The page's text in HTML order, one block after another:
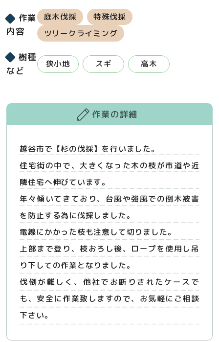
作業
内容
庭木伐採
特殊伐採
ツリークライミング
樹種
など
狭小地 スギ 高木
作業の詳細
越谷市で【杉の伐採】を行いました。
住宅街の中で、大きくなった木の枝が市道や近
隣住宅へ伸びています。
年々傾いてきており、台風や強風での倒木被害
を防止する為に伐採しました。
電線にかかった枝も注意して切りました。
上部まで登り、枝おろし後、ロープを使用し吊
り下しての作業となりました。
伐倒が難しく、他社でお断りされたケースで
も、安全に作業致しますので、お気軽にご相談
下さい。